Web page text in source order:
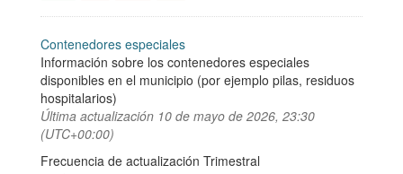
Contenedores especiales
Información sobre los contenedores especiales
disponibles en el municipio (por ejemplo pilas, residuos
hospitalarios)
Última actualización 10 de mayo de 2026, 23:30
(UTC+00:00)
Frecuencia de actualización Trimestral